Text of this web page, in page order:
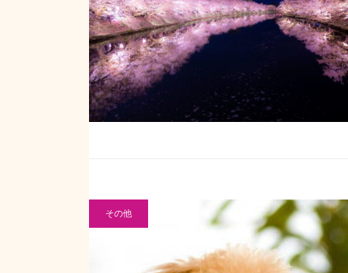
その他